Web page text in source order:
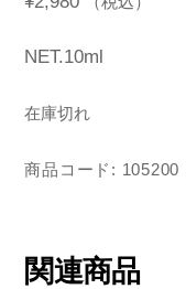
NET.10ml
在庫切れ
商品コード: 105200
関連商品